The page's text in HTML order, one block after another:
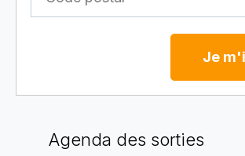
Je
Agenda des sorties